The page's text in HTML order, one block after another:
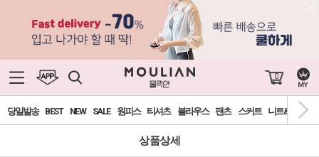
0
당일발송 BEST NEW SALE 원피스 티셔츠 블라우스 팬츠 스커트 니트&가디건
상품상세